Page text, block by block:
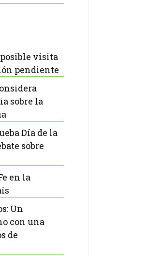
visita
pendiente
sobre la
Día de la
sobre
en la
Un
con una
de